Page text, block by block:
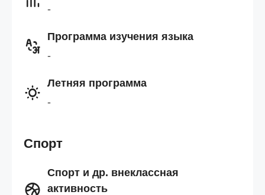
-
Программа изучения языка
-
Летняя программа
-
Спорт
Спорт и др. внеклассная
активность